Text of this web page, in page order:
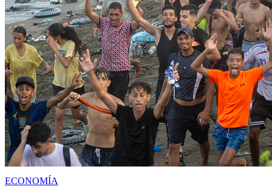
ECONOMÍA